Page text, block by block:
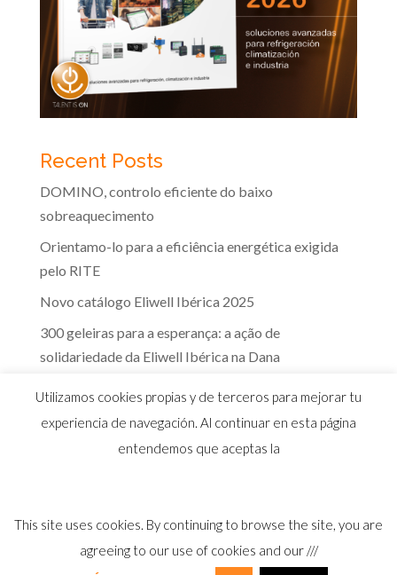
Recent Posts
DOMINO, controlo eficiente do baixo
sobreaquecimento
Orientamo-lo para a eficiência energética exigida
pelo RITE
Novo catálogo Eliwell Ibérica 2025
300 geleiras para a esperança: a ação de
solidariedade da Eliwell Ibérica na Dana
© 2026 Distribuidor oficial Eliwell en España y
Portugal |Aviso LegalI Política Privacidad
Utilizamos cookies propias y de terceros para mejorar tu
experiencia de navegación. Al continuar en esta página
entendemos que aceptas la
This site uses cookies. By continuing to browse the site, you are
agreeing to our use of cookies and our ///